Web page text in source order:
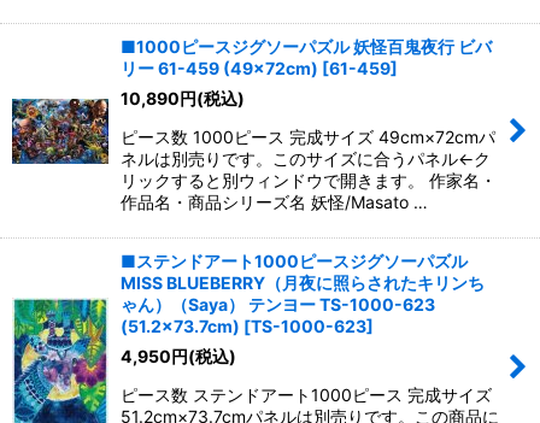
■1000ピースジグソーパズル 妖怪百鬼夜行 ビバ
リー 61-459 (49×72cm) [61-459]
10,890円(税込)
ピース数 1000ピース 完成サイズ 49cm×72cmパ
ネルは別売りです。このサイズに合うパネル←ク
リックすると別ウィンドウで開きます。 作家名・
作品名・商品シリーズ名 妖怪/Masato …
■ステンドアート1000ピースジグソーパズル
MISS BLUEBERRY（月夜に照らされたキリンち
ゃん）（Saya） テンヨー TS-1000-623
(51.2×73.7cm) [TS-1000-623]
4,950円(税込)
ピース数 ステンドアート1000ピース 完成サイズ
51.2cm×73.7cmパネルは別売りです。この商品に